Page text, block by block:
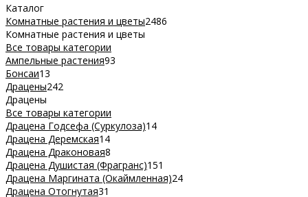
Каталог
Комнатные растения и цветы2486
Комнатные растения и цветы
Все товары категории
Ампельные растения93
Бонсаи13
Драцены242
Драцены
Все товары категории
Драцена Годсефа (Суркулоза)14
Драцена Деремская14
Драцена Драконовая8
Драцена Душистая (Фрагранс)151
Драцена Маргината (Окаймленная)24
Драцена Отогнутая31